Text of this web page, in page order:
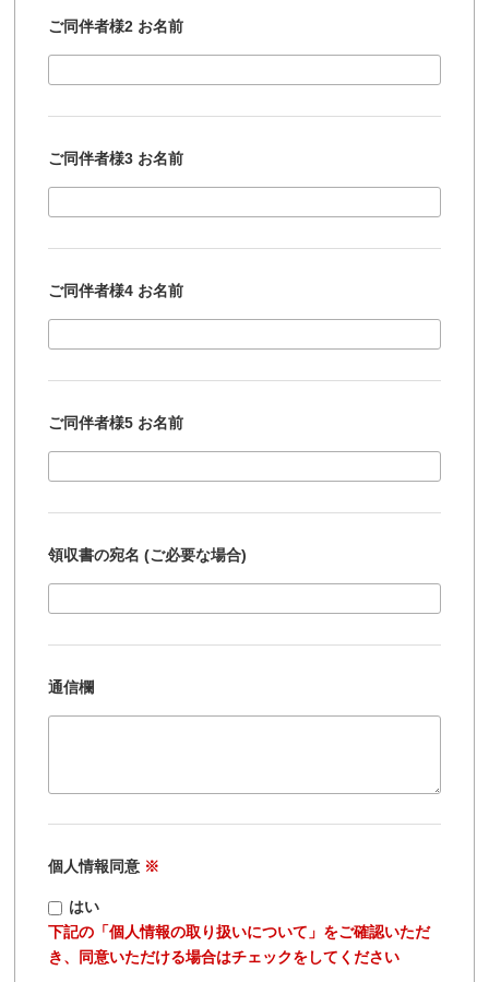
ご同伴者様2 お名前
ご同伴者様3 お名前
ご同伴者様4 お名前
ご同伴者様5 お名前
領収書の宛名 (ご必要な場合)
通信欄
個人情報同意 ※
はい
下記の「個人情報の取り扱いについて」をご確認いただ
き、同意いただける場合はチェックをしてください